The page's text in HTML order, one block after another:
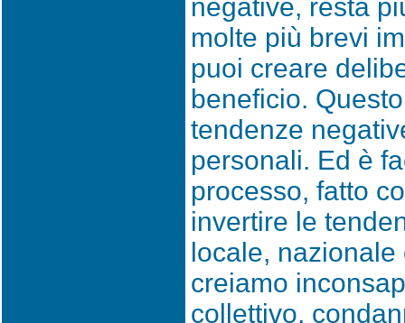
negative, resta
molte più brevi
puoi creare
beneficio.
tendenze
personali. Ed è
processo, fatto
invertire le
locale,
creiamo
collettivo,